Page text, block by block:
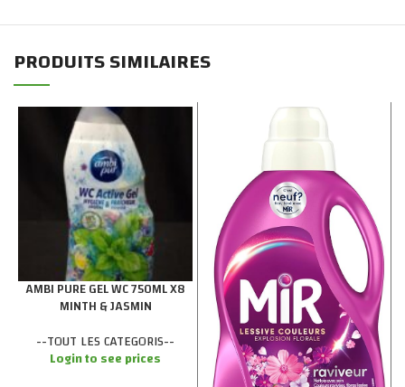
PRODUITS SIMILAIRES
AMBI PURE GEL WC 750ML X8
MINTH & JASMIN
--TOUT LES CATEGORIS--
Login to see prices